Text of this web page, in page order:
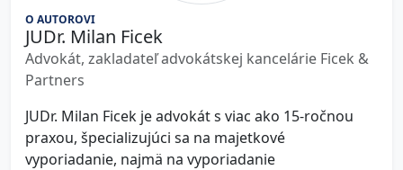
O AUTOROVI
JUDr. Milan Ficek
Advokát, zakladateľ advokátskej kancelárie Ficek &
Partners
JUDr. Milan Ficek je advokát s viac ako 15-ročnou
praxou, špecializujúci sa na majetkové
vyporiadanie, najmä na vyporiadanie